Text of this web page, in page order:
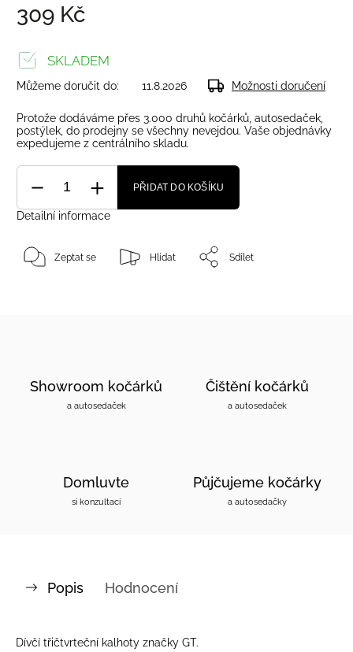
309 Kč
SKLADEM
Můžeme doručit do: 11.8.2026 Možnosti doručení
Protože dodáváme přes 3.000 druhů kočárků, autosedaček,
postýlek, do prodejny se všechny nevejdou. Vaše objednávky
expedujeme z centrálního skladu.
PŘIDAT DO KOŠÍKU
Detailní informace
Zeptat se Hlídat Sdílet
Showroom kočárků
a autosedaček
Čištění kočárků
a autosedaček
Domluvte
si konzultaci
Půjčujeme kočárky
a autosedačky
Popis Hodnocení
Dívčí třičtvrteční kalhoty značky GT.